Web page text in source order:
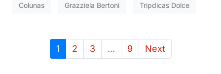
Colunas Grazziela Bertoni Tripdicas Dolce
1 2 3 ... 9 Next